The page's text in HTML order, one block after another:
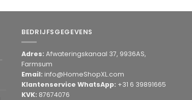
BEDRIJFSGEGEVENS
Adres: Afwateringskanaal 37, 9936AS,
Farmsum
Email: info@HomeShopXL.com
Klantenservice WhatsApp: +31 6 39891665
KVK: 87674076